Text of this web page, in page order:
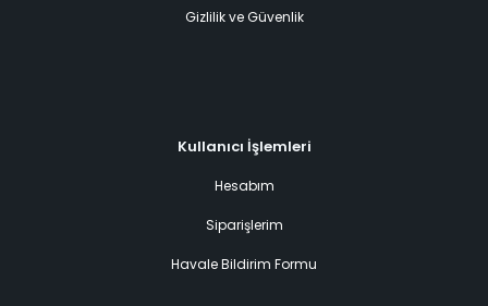
Gizlilik ve Güvenlik
Kullanıcı İşlemleri
Hesabım
Siparişlerim
Havale Bildirim Formu